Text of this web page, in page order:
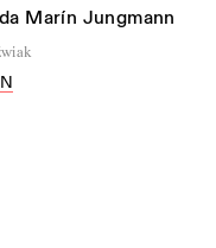
Marín Jungmann